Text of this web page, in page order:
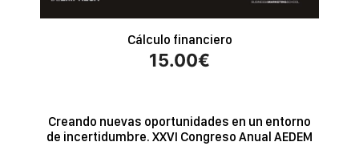
Cálculo financiero
15.00€
Creando nuevas oportunidades en un entorno
de incertidumbre. XXVI Congreso Anual AEDEM